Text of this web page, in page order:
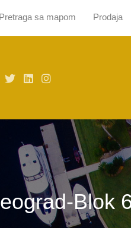
Naslovna
Pretraga sa mapom Prodaja
Blok